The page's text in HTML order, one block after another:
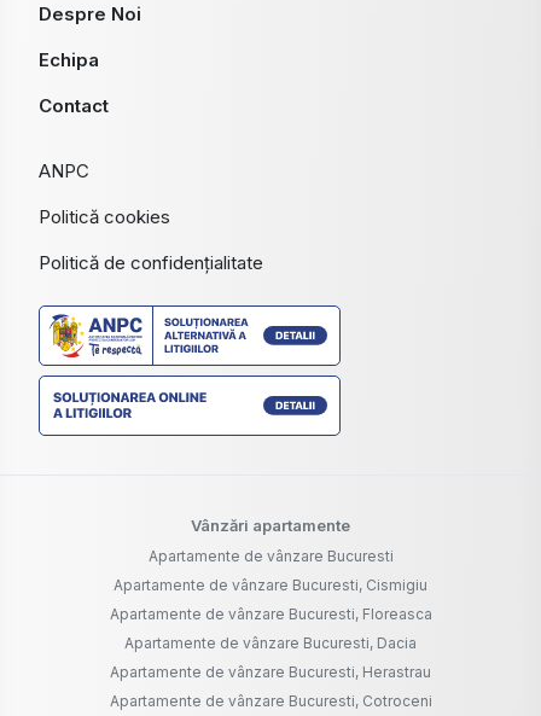
Despre Noi
Echipa
Contact
ANPC
Politică cookies
Politică de confidențialitate
Vânzări apartamente
Apartamente de vânzare Bucuresti
Apartamente de vânzare Bucuresti, Cismigiu
Apartamente de vânzare Bucuresti, Floreasca
Apartamente de vânzare Bucuresti, Dacia
Apartamente de vânzare Bucuresti, Herastrau
Apartamente de vânzare Bucuresti, Cotroceni